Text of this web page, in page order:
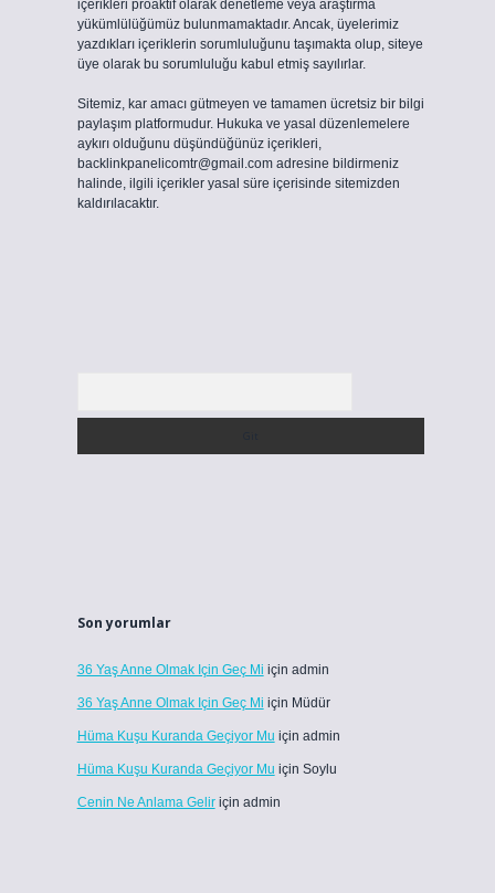
içerikleri proaktif olarak denetleme veya araştırma
yükümlülüğümüz bulunmamaktadır. Ancak, üyelerimiz
yazdıkları içeriklerin sorumluluğunu taşımakta olup, siteye
üye olarak bu sorumluluğu kabul etmiş sayılırlar.
Sitemiz, kar amacı gütmeyen ve tamamen ücretsiz bir bilgi
paylaşım platformudur. Hukuka ve yasal düzenlemelere
aykırı olduğunu düşündüğünüz içerikleri,
backlinkpanelicomtr@gmail.comadresine bildirmeniz
halinde, ilgili içerikler yasal süre içerisinde sitemizden
kaldırılacaktır.
Son yorumlar
36 Yaş Anne Olmak Için Geç Mi için admin
36 Yaş Anne Olmak Için Geç Mi için Müdür
Hüma Kuşu Kuranda Geçiyor Mu için admin
Hüma Kuşu Kuranda Geçiyor Mu için Soylu
Cenin Ne Anlama Geliriçin admin